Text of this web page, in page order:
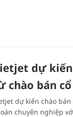
dự
chào bán
dự kiến chào
chuyên nghiệp